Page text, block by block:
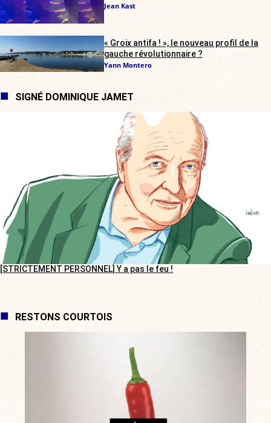
Jean Kast
« Groix antifa ! », le nouveau profil de la
gauche révolutionnaire ?
Yann Montero
SIGNÉ DOMINIQUE JAMET
[STRICTEMENT PERSONNEL] Y a pas le feu !
RESTONS COURTOIS